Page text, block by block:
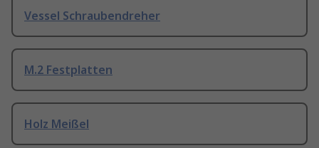
Vessel Schraubendreher
M.2 Festplatten
Holz Meißel